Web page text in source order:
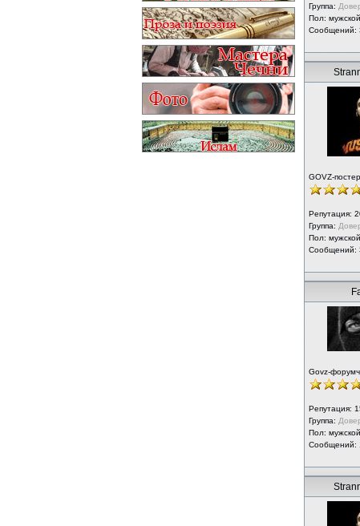
Группа:
Пол: мужской
Сообщений:
GOVZ-постер
Репутация:
Группа:
Пол: мужской
Сообщений:
Govz-
Репутация:
Группа:
Пол: мужской
Сообщений: